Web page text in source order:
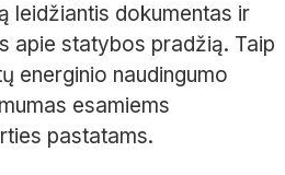
leidžiantis dokumentas ir
apie statybos pradžią. Taip
energinio naudingumo
esamiems
pastatams.